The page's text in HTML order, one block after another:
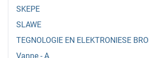
SKEPE
SLAWE
TEGNOLOGIE EN ELEKTRONIESE
Vanne - A